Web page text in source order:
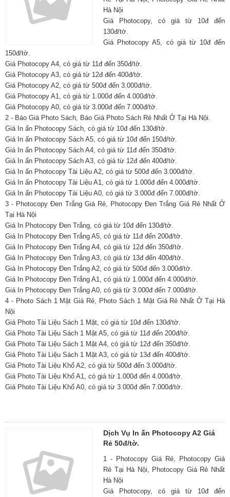
Hà Nội
Giá Photocopy, có giá từ 10đ đến
130đ/tờ.
Giá Photocopy A5, có giá từ 10đ đến
150đ/tờ.
Giá Photocopy A4, có giá từ 11đ đến 350đ/tờ.
Giá Photocopy A3, có giá từ 12đ đến 400đ/tờ.
Giá Photocopy A2, có giá từ 500đ đến 3.000đ/tờ.
Giá Photocopy A1, có giá từ 1.000đ đến 4.000đ/tờ.
Giá Photocopy A0, có giá từ 3.000đ đến 7.000đ/tờ.
2 - Báo Giá Photo Sách, Báo Giá Photo Sách Rẻ Nhất Ở Tại Hà Nội.
Giá In ấn Photocopy Sách, có giá từ 10đ đến 130đ/tờ.
Giá In ấn Photocopy Sách A5, có giá từ 10đ đến 150đ/tờ.
Giá In ấn Photocopy Sách A4, có giá từ 11đ đến 350đ/tờ.
Giá In ấn Photocopy Sách A3, có giá từ 12đ đến 400đ/tờ.
Giá In ấn Photocopy Tài Liệu A2, có giá từ 500đ đến 3.000đ/tờ.
Giá In ấn Photocopy Tài Liệu A1, có giá từ 1.000đ đến 4.000đ/tờ.
Giá In ấn Photocopy Tài Liệu A0, có giá từ 3.000đ đến 7.000đ/tờ.
3 - Photocopy Đen Trắng Giá Rẻ, Photocopy Đen Trắng Giá Rẻ Nhất Ở
Tại Hà Nội
Giá In Photocopy Đen Trắng, có giá từ 10đ đến 130đ/tờ.
Giá In Photocopy Đen Trắng A5, có giá từ 11đ đến 200đ/tờ.
Giá In Photocopy Đen Trắng A4, có giá từ 12đ đến 350đ/tờ.
Giá In Photocopy Đen Trắng A3, có giá từ 13đ đến 400đ/tờ.
Giá In Photocopy Đen Trắng A2, có giá từ 500đ đến 3.000đ/tờ.
Giá In Photocopy Đen Trắng A1, có giá từ 1.000đ đến 4.000đ/tờ.
Giá In Photocopy Đen Trắng A0, có giá từ 3.000đ đến 7.000đ/tờ.
4 - Photo Sách 1 Mặt Giá Rẻ, Photo Sách 1 Mặt Giá Rẻ Nhất Ở Tại Hà
Nội
Giá Photo Tài Liệu Sách 1 Mặt, có giá từ 10đ đến 130đ/tờ.
Giá Photo Tài Liệu Sách 1 Mặt A5, có giá từ 11đ đến 200đ/tờ.
Giá Photo Tài Liệu Sách 1 Mặt A4, có giá từ 12đ đến 350đ/tờ.
Giá Photo Tài Liệu Sách 1 Mặt A3, có giá từ 13đ đến 400đ/tờ.
Giá Photo Tài Liệu Khổ A2, có giá từ 500đ đến 3.000đ/tờ.
Giá Photo Tài Liệu Khổ A1, có giá từ 1.000đ đến 4.000đ/tờ.
Giá Photo Tài Liệu Khổ A0, có giá từ 3.000đ đến 7.000đ/tờ.
Dịch Vụ In ấn Photocopy A2 Giá
Rẻ 50đ/tờ.
1 - Photocopy Giá Rẻ, Photocopy Giá
Rẻ Tại Hà Nội, Photocopy Giá Rẻ Nhất
Hà Nội
Giá Photocopy, có giá từ 10đ đến